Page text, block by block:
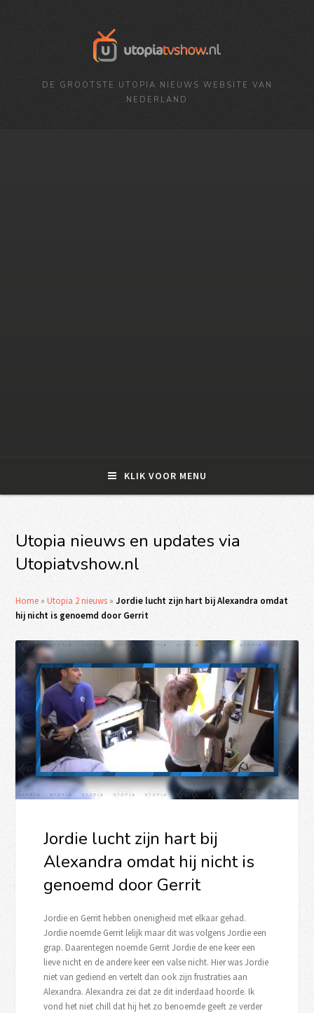
DE GROOTSTE UTOPIA NIEUWS WEBSITE VAN
NEDERLAND
KLIK VOOR MENU
Utopia nieuws en updates via
Utopiatvshow.nl
Home »Utopia 2 nieuws »Jordie lucht zijn hart bij Alexandra omdat
hij nicht is genoemd door Gerrit
Jordie lucht zijn hart bij
Alexandra omdat hij nicht is
genoemd door Gerrit
Jordie en Gerrit hebben onenigheid met elkaar gehad.
Jordie noemde Gerrit lelijk maar dit was volgens Jordie een
grap. Daarentegen noemde Gerrit Jordie de ene keer een
lieve nicht en de andere keer een valse nicht. Hier was Jordie
niet van gediend en vertelt dan ook zijn frustraties aan
Alexandra. Alexandra zei dat ze dit inderdaad hoorde. Ik
vond het niet chill dat hij het zo benoemde geeft ze verder